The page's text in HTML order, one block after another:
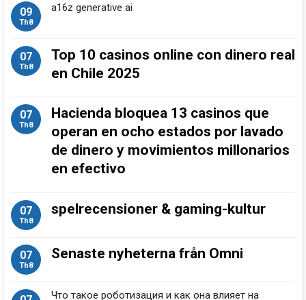
09
Th8
a16z generative ai
07
Th8
Top 10 casinos online con dinero real
en Chile 2025
07
Th8
Hacienda bloquea 13 casinos que
operan en ocho estados por lavado
de dinero y movimientos millonarios
en efectivo
07
Th8
spelrecensioner & gaming-kultur
07
Th8
Senaste nyheterna från Omni
Что такое роботизация и как она влияет на